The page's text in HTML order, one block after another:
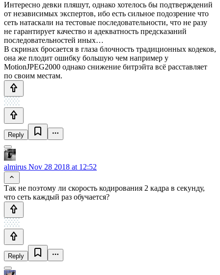
Интересно девки пляшут, однако хотелось бы подтверждений
от независимых экспертов, ибо есть сильное подозрение что
сеть натаскали на тестовые последовательности, что не разу
не гарантирует качество и адекватность предсказаний
последовательностей иных…
В скринах бросается в глаза блочность традиционных кодеков,
она же плодит ошибку большую чем например у
MotionJPEG2000 однако снижение битрэйта всё расставляет
по своим местам.
Reply
almirus Nov 28 2018 at 12:52
Так не поэтому ли скорость кодирования 2 кадра в секунду,
что сеть каждый раз обучается?
Reply